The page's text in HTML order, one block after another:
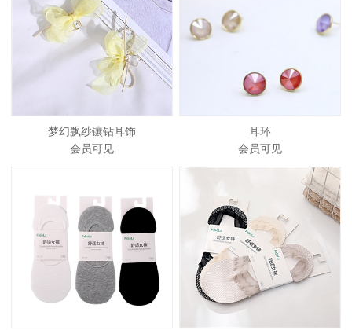
梦幻飘纱镶钻耳饰
会员可见
耳环
会员可见